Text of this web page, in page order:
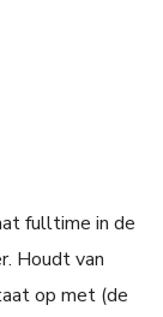
fulltime in de
Houdt van
op met (de